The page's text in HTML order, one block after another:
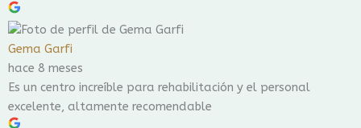
Gema Garfi
hace 8 meses
Es un centro increíble para rehabilitación y el personal
excelente, altamente recomendable